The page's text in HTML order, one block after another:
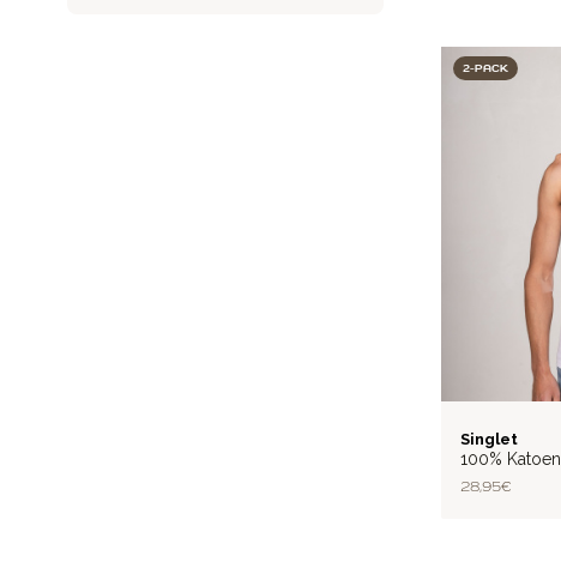
2-PACK
RIB
Singlet
100% Katoen
28,95 €